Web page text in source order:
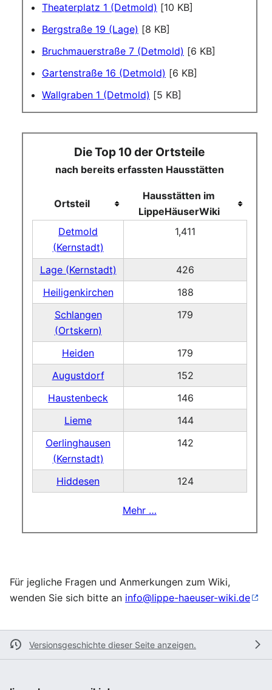
Theaterplatz 1 (Detmold) [10 KB]
Bergstraße 19 (Lage) [8 KB]
Bruchmauerstraße 7 (Detmold) [6 KB]
Gartenstraße 16 (Detmold) [6 KB]
Wallgraben 1 (Detmold) [5 KB]
Die Top 10 der Ortsteile
nach bereits erfassten Hausstätten
Ortsteil
Hausstätten im
LippeHäuserWiki
Detmold
(Kernstadt)
1,411
Lage (Kernstadt)
426
Heiligenkirchen
188
Schlangen
(Ortskern)
179
Heiden
179
Augustdorf
152
Haustenbeck
146
Lieme
144
Oerlinghausen
(Kernstadt)
142
Hiddesen 124
Mehr …
Für jegliche Fragen und Anmerkungen zum Wiki,
wenden Sie sich bitte an info@lippe-haeuser-wiki.de
Versionsgeschichte dieser Seite anzeigen.